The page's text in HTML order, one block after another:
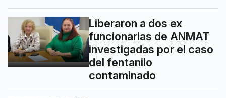
Liberaron a dos ex
funcionarias de ANMAT
investigadas por el caso
del fentanilo
contaminado